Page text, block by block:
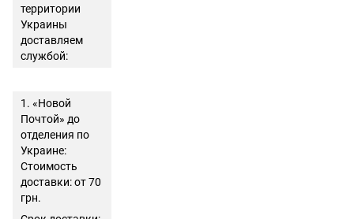
территории
Украины
доставляем
службой:
1. «Новой
Почтой» до
отделения по
Украине:
Стоимость
доставки: от 70
грн.